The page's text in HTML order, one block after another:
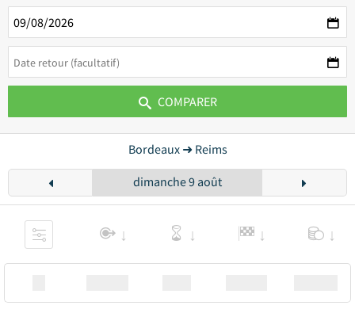
COMPARER
Bordeaux ➜ Reims
dimanche 9 août